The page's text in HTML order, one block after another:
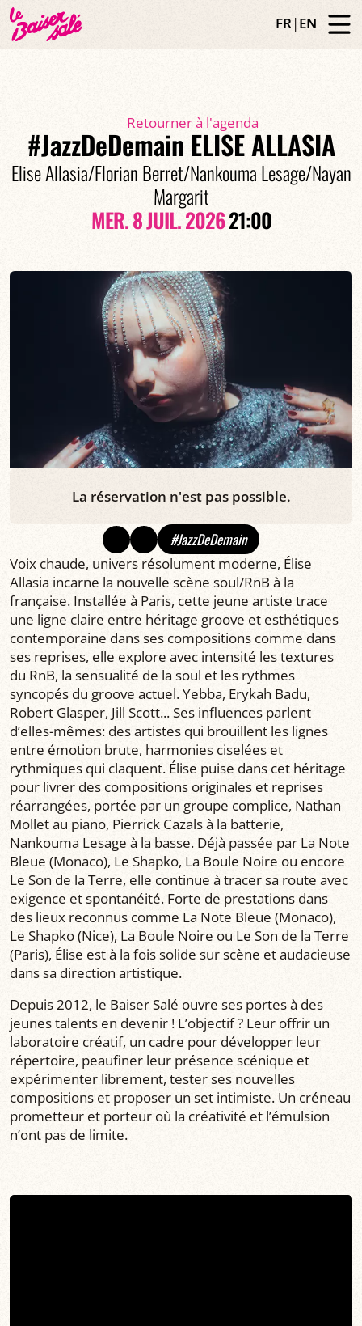
FR|EN
Retourner à l'agenda
#JazzDeDemain ELISE ALLASIA
Elise Allasia/Florian Berret/Nankouma Lesage/Nayan
Margarit
MER. 8 JUIL. 202621:00
La réservation n'est pas possible.
#JazzDeDemain
Voix chaude, univers résolument moderne, Élise
Allasia incarne la nouvelle scène soul/RnB à la
française. Installée à Paris, cette jeune artiste trace
une ligne claire entre héritage groove et esthétiques
contemporaine dans ses compositions comme dans
ses reprises, elle explore avec intensité les textures
du RnB, la sensualité de la soul et les rythmes
syncopés du groove actuel. Yebba, Erykah Badu,
Robert Glasper, Jill Scott... Ses influences parlent
d’elles-mêmes: des artistes qui brouillent les lignes
entre émotion brute, harmonies ciselées et
rythmiques qui claquent. Élise puise dans cet héritage
pour livrer des compositions originales et reprises
réarrangées, portée par un groupe complice, Nathan
Mollet au piano, Pierrick Cazals à la batterie,
Nankouma Lesage à la basse. Déjà passée par La Note
Bleue (Monaco), Le Shapko, La Boule Noire ou encore
Le Son de la Terre, elle continue à tracer sa route avec
exigence et spontanéité. Forte de prestations dans
des lieux reconnus comme La Note Bleue (Monaco),
Le Shapko (Nice), La Boule Noire ou Le Son de la Terre
(Paris), Élise est à la fois solide sur scène et audacieuse
dans sa direction artistique.
Depuis 2012, le Baiser Salé ouvre ses portes à des
jeunes talents en devenir ! L’objectif ? Leur offrir un
laboratoire créatif, un cadre pour développer leur
répertoire, peaufiner leur présence scénique et
expérimenter librement, tester ses nouvelles
compositions et proposer un set intimiste. Un créneau
prometteur et porteur où la créativité et l’émulsion
n’ont pas de limite.